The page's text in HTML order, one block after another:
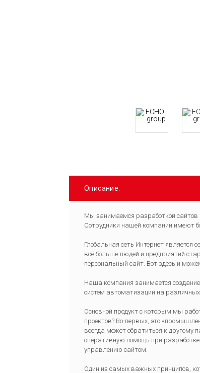
Описание:
Мы занимаемся разработкой сайтов
Сотрудники нашей компании имеют
Глобальная сеть Интернет является
всё больше людей и предприятий
персональный сайт. Вот здесь и
Наша компания занимается
систем автоматизации на
Основной продукт с которым мы
проектов? Во-первых, это
всегда может обратиться к другому
оперативную помощь при
управлению сайтом.
Один из самых важных принципов,